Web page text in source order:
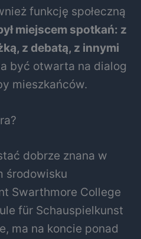
funkcję społeczną
miejscem spotkań: z
z debatą, z innymi
być otwarta na dialog
mieszkańców.
dobrze znana w
środowisku
Swarthmore College
für Schauspielkunst
ma na koncie ponad